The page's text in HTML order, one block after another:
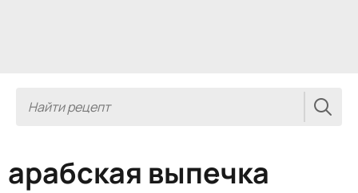
арабская выпечка